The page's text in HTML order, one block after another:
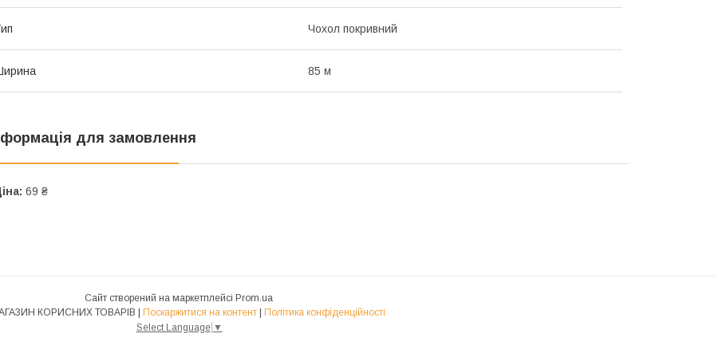
Чохол покривний
85 м
для замовлення
69 ₴
Сайт створений на маркетплейсі Prom.ua
Поскаржитися на контент
Політика конфіденційності
Select Language ▼